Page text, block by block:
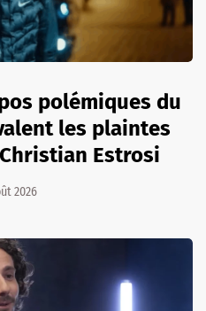
polémiques du
les plaintes
Estrosi
2026